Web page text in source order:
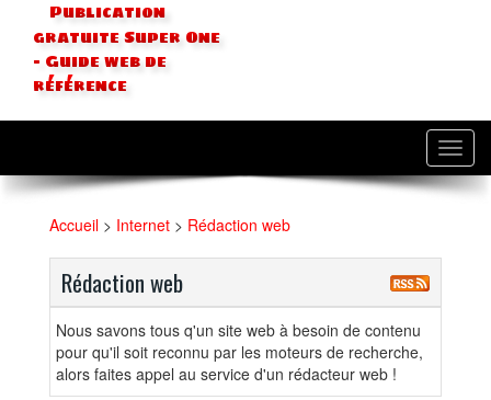
Publication
gratuite Super One
- Guide web de
référence
Accueil > Internet > Rédaction web
Rédaction web
Nous savons tous q'un site web à besoin de contenu
pour qu'il soit reconnu par les moteurs de recherche,
alors faites appel au service d'un rédacteur web !